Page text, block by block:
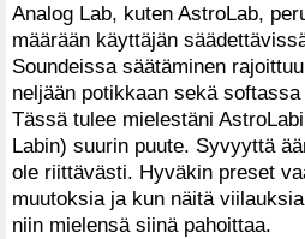
Analog Lab, kuten AstroLab,
määrään käyttäjän
Soundeissa säätäminen
neljään potikkaan sekä
Tässä tulee mielestäni
Labin) suurin puute. Syvyyttä
ole riittävästi. Hyväkin preset
muutoksia ja kun näitä
niin mielensä siinä pahoittaa.